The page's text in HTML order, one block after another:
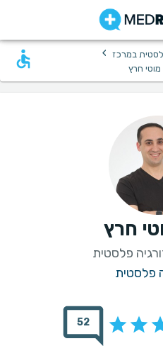
במרכז ›
חרץ
חרץ
פלסטית
פלסטית
52